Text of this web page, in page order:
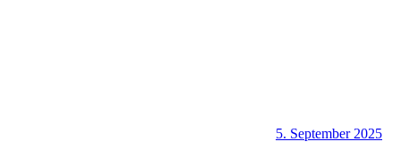
5. September 2025